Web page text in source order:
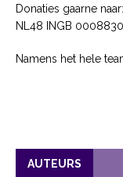
Donaties gaarne naar:
NL48 INGB
Namens het hele
AUTEURS